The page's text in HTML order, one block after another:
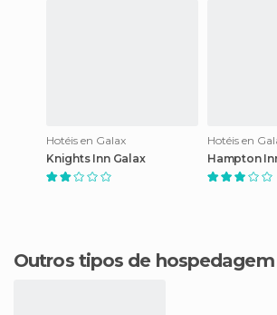
Hotéis en Galax
Knights Inn Galax
Hotéis en
Hampton
Outros tipos de hospedagem